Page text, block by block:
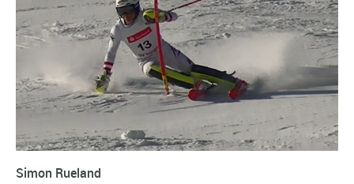
Simon Rueland